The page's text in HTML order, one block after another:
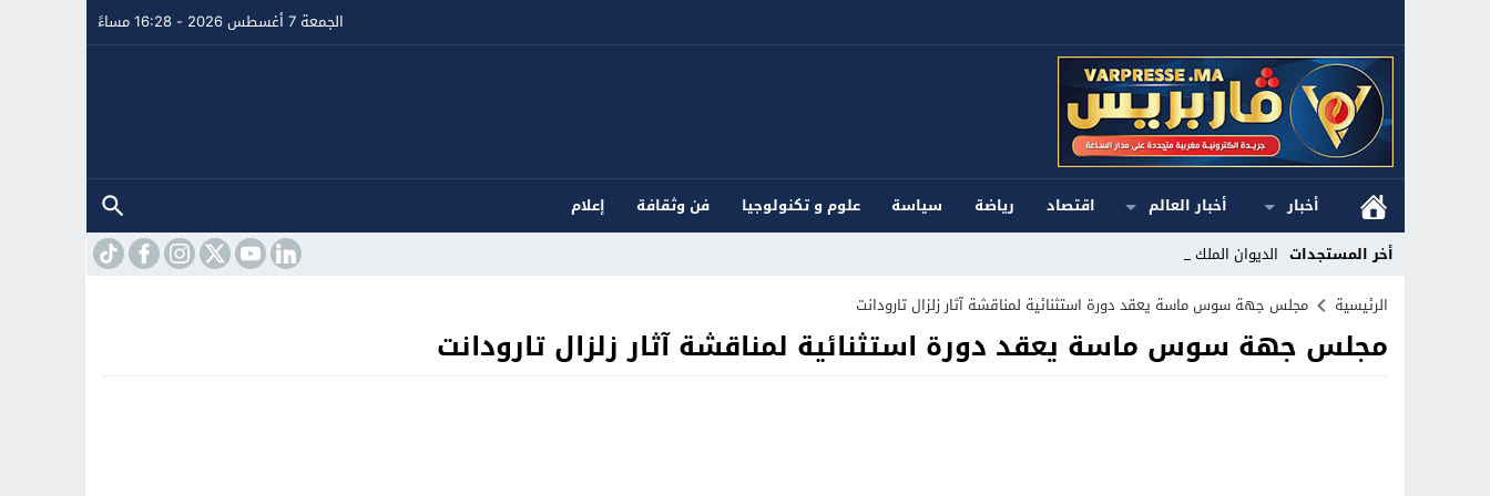
الجمعة 7 أغسطس 2026 - 16:28 مساءً
أخبار أخبار العالم اقتصاد رياضة سياسة علوم و تكنولوجيا فن وثقافة
إعلام
أخر المستجدات الديوان الملكي ا_
Stop
Previous
الرئيسية مجلس جهة سوس ماسة يعقد دورة استثنائية لمناقشة آثار زلزال تارودانت
مجلس جهة سوس ماسة يعقد دورة استثنائية لمناقشة آثار زلزال تارودانت